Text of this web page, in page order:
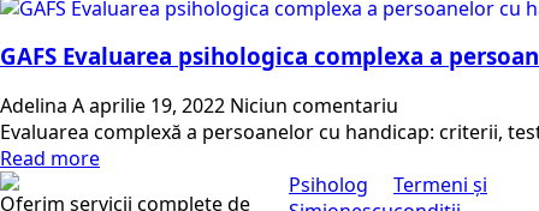
GAFS Evaluarea psihologica complexa a
Adelina Aaprilie 19, 2022 Niciun comentariu
Evaluarea complexă a persoanelor cu handicap: criterii,
Read more
Oferim servicii complete de
Psiholog
Termeni și